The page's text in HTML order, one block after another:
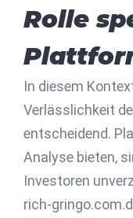
Rolle
In diesem
Verlässlichkeit
entscheidend.
Analyse bieten,
Investoren
rich-